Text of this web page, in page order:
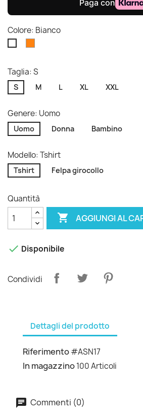
Colore: Bianco
Taglia: S
S M L XL XXL
Genere: Uomo
Uomo Donna Bambino
Modello: Tshirt
Tshirt Felpa girocollo
Quantità
 AGGIUNGI AL
 Disponibile
Condividi
Dettagli del prodotto
Riferimento#ASN17
In magazzino100 Articoli
Commenti (0)